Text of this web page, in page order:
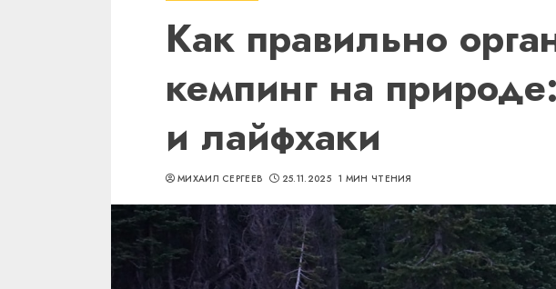
Как правильно
кемпинг на
и лайфхаки
МИХАИЛ СЕРГЕЕВ 25.11.2025 1 МИН ЧТЕНИЯ